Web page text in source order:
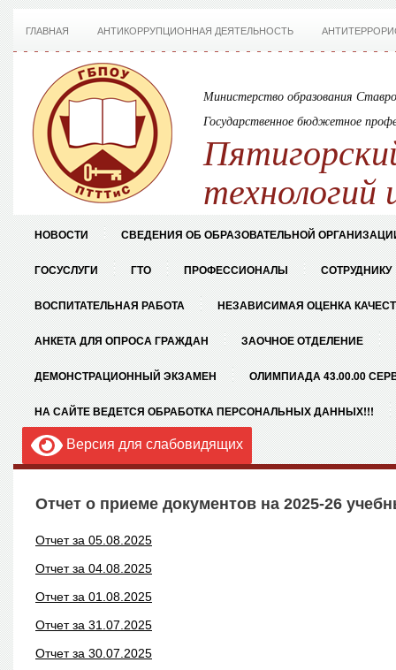
ГЛАВНАЯ АНТИКОРРУПЦИОННАЯ ДЕЯТЕЛЬНОСТЬ
Министерство образования
Государственное бюджетное
технологий
НОВОСТИ СВЕДЕНИЯ ОБ ОБРАЗОВАТЕЛЬНОЙ
ГОСУСЛУГИ ГТО ПРОФЕССИОНАЛЫ СОТРУДНИКУ
ВОСПИТАТЕЛЬНАЯ РАБОТА НЕЗАВИСИМАЯ ОЦЕНКА
АНКЕТА ДЛЯ ОПРОСА ГРАЖДАН ЗАОЧНОЕ ОТДЕЛЕНИЕ
ДЕМОНСТРАЦИОННЫЙ ЭКЗАМЕН ОЛИМПИАДА 43.00.00
НА САЙТЕ ВЕДЕТСЯ ОБРАБОТКА ПЕРСОНАЛЬНЫХ ДАННЫХ!!!
Версия для слабовидящих
Отчет о приеме документов на 2025-26
Отчет за 05.08.2025
Отчет за 04.08.2025
Отчет за 01.08.2025
Отчет за 31.07.2025
Отчет за 30.07.2025